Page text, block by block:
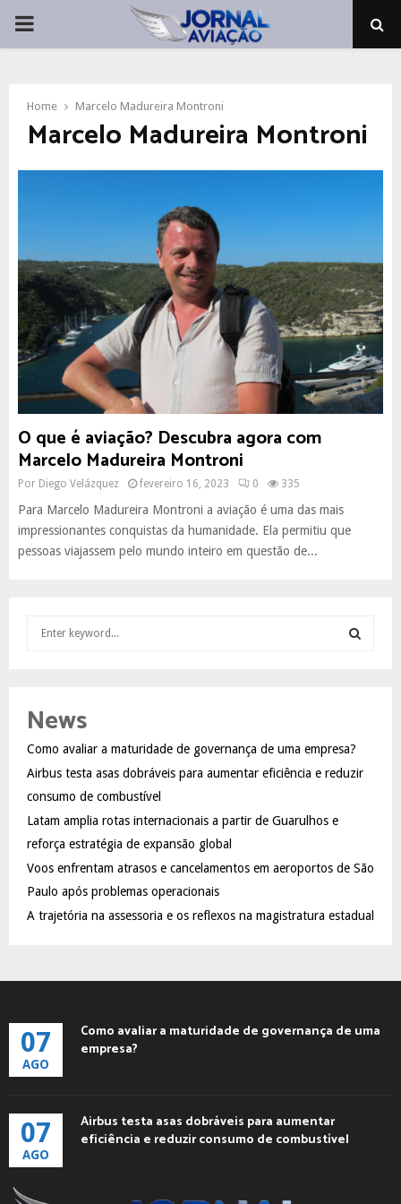
PRIMARY
Home Marcelo Madureira Montroni
Marcelo Madureira Montroni
O que é aviação? Descubra agora com
Marcelo Madureira Montroni
Por Diego Velázquez fevereiro 16, 2023 0 335
Para Marcelo Madureira Montroni a aviação é uma das mais
impressionantes conquistas da humanidade. Ela permitiu que
pessoas viajassem pelo mundo inteiro em questão de...
h
o
r
:
R
News
Como avaliar a maturidade de governança de uma empresa?
Airbus testa asas dobráveis para aumentar eficiência e reduzir
consumo de combustível
Latam amplia rotas internacionais a partir de Guarulhos e
reforça estratégia de expansão global
Voos enfrentam atrasos e cancelamentos em aeroportos de São
Paulo após problemas operacionais
A trajetória na assessoria e os reflexos na magistratura estadual
07
AGO
Como avaliar a maturidade de governança de uma
empresa?
07
AGO
Airbus testa asas dobráveis para aumentar
eficiência e reduzir consumo de combustível